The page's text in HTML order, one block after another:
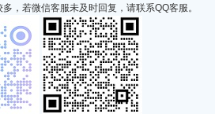
，若微信客服未及时回复，请联系QQ客服。